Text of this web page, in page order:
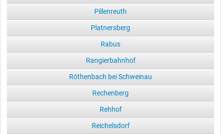
Pillenreuth
Platnersberg
Rabus
Rangierbahnhof
Röthenbach bei Schweinau
Rechenberg
Rehhof
Reichelsdorf